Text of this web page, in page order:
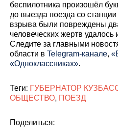
беспилотника произошёл
до выезда поезда со
взрыва были повреждены
человеческих жертв удалось
Cледите за главными
области в Telegram-канале,
«Одноклассниках».
Теги: ГУБЕРНАТОР
ОБЩЕСТВО, ПОЕЗД
Поделиться: